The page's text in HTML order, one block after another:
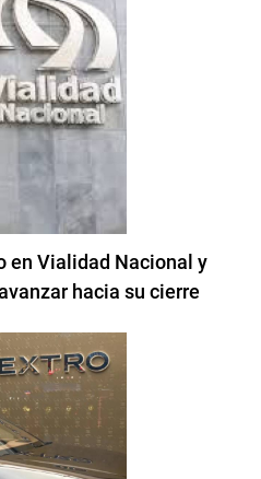
en Vialidad Nacional y
hacia su cierre